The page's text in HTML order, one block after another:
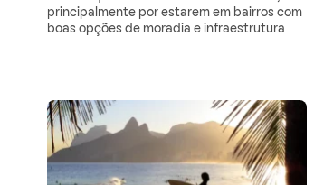
principalmente por estarem em bairros com
boas opções de moradia e infraestrutura